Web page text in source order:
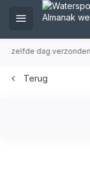
zelfde dag verzonden
Terug